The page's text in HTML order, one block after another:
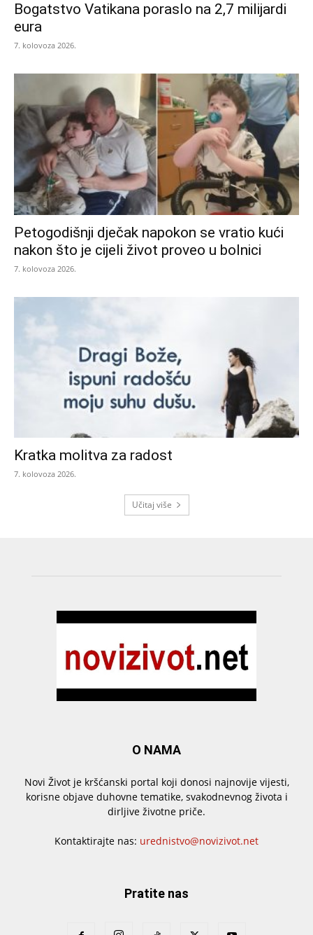
Bogatstvo Vatikana poraslo na 2,7 milijardi
eura
7. kolovoza 2026.
Petogodišnji dječak napokon se vratio kući
nakon što je cijeli život proveo u bolnici
7. kolovoza 2026.
Kratka molitva za radost
7. kolovoza 2026.
Učitaj više
O NAMA
Novi Život je kršćanski portal koji donosi najnovije vijesti,
korisne objave duhovne tematike, svakodnevnog života i
dirljive životne priče.
Kontaktirajte nas: urednistvo@novizivot.net
Pratite nas